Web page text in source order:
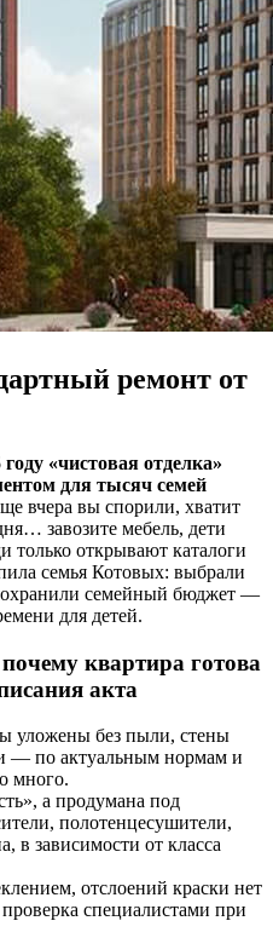
ремонт от
«чистовая отделка»
для тысяч семей
вчера вы спорили, хватит
завозите мебель, дети
только открывают каталоги
семья Котовых: выбрали
семейный бюджет —
для детей.
квартира готова
акта
уложены без пыли, стены
— по актуальным нормам и
много.
а продумана под
полотенцесушители,
в зависимости от класса
отслоений краски нет
специалистами при